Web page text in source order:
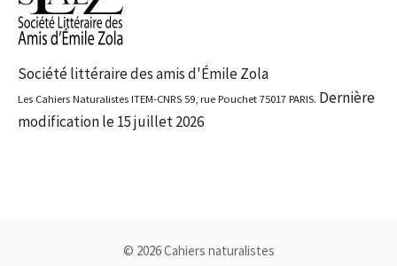
Société littéraire des amis d'Émile Zola
Les Cahiers Naturalistes ITEM-CNRS 59, rue Pouchet 75017 PARIS. Dernière
modification le 15 juillet 2026
© 2026 Cahiers naturalistes